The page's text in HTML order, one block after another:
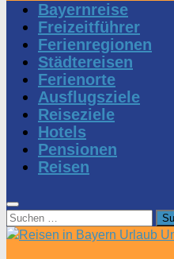
Bayernreise
Freizeitführer
Ferienregionen
Städtereisen
Ferienorte
Ausflugsziele
Reiseziele
Hotels
Pensionen
Reisen
Suchen
nach: